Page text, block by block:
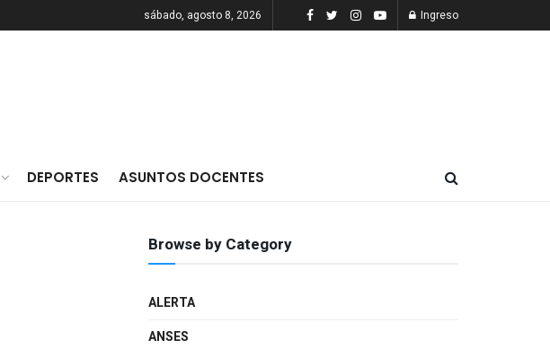
sábado, agosto 8, 2026 Ingreso
DEPORTES ASUNTOS DOCENTES
Browse by Category
ALERTA
ANSES